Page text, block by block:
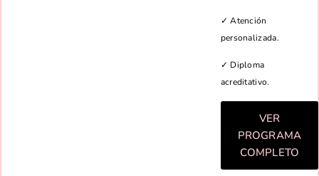
✓ Atención
personalizada.
✓ Diploma
acreditativo.
VER
PROGRAMA
COMPLETO